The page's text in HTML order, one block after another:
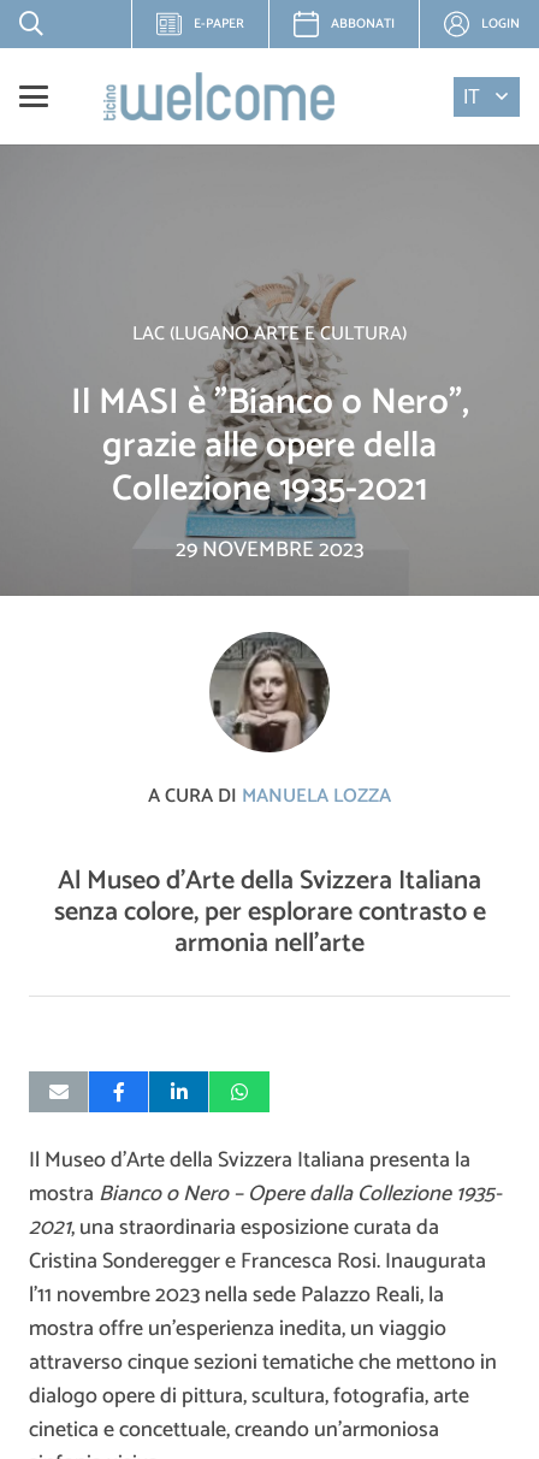
E-PAPER ABBONATI LOGIN
IT
LAC (LUGANO ARTE E CULTURA)
Il MASI è "Bianco o Nero”,
grazie alle opere della
Collezione 1935-2021
29 NOVEMBRE 2023
A CURA DI MANUELA LOZZA
Al Museo d'Arte della Svizzera Italiana
senza colore, per esplorare contrasto e
armonia nell'arte
Il Museo d’Arte della Svizzera Italiana presenta la
mostra Bianco o Nero – Opere dalla Collezione 1935-
2021, una straordinaria esposizione curata da
Cristina Sonderegger e Francesca Rosi. Inaugurata
l’11 novembre 2023 nella sede Palazzo Reali, la
mostra offre un’esperienza inedita, un viaggio
attraverso cinque sezioni tematiche che mettono in
dialogo opere di pittura, scultura, fotografia, arte
cinetica e concettuale, creando un’armoniosa